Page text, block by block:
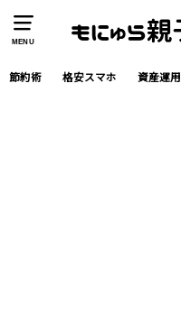
MENU
節約術 格安スマホ 資産運用